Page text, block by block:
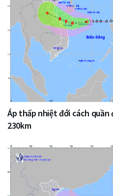
Áp thấp nhiệt đới cách quần
230km